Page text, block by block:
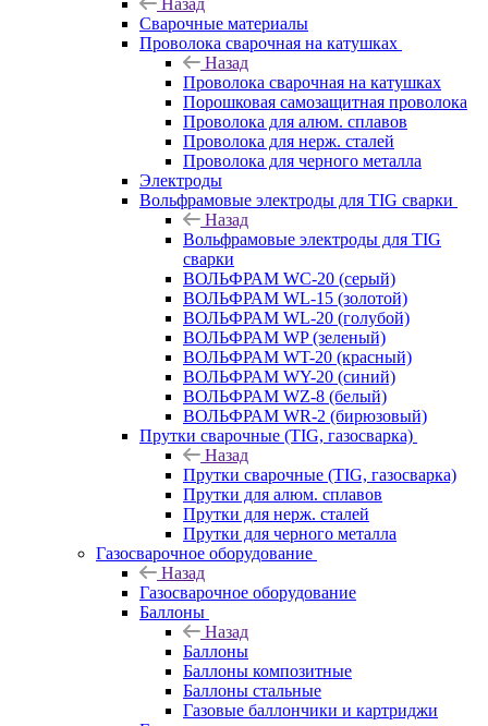
Назад
Сварочные материалы
Проволока сварочная на катушках
Назад
Проволока сварочная на катушках
Порошковая самозащитная проволока
Проволока для алюм. сплавов
Проволока для нерж. сталей
Проволока для черного металла
Электроды
Вольфрамовые электроды для TIG сварки
Назад
Вольфрамовые электроды для TIG
сварки
ВОЛЬФРАМ WC-20 (серый)
ВОЛЬФРАМ WL-15 (золотой)
ВОЛЬФРАМ WL-20 (голубой)
ВОЛЬФРАМ WP (зеленый)
ВОЛЬФРАМ WT-20 (красный)
ВОЛЬФРАМ WY-20 (синий)
ВОЛЬФРАМ WZ-8 (белый)
ВОЛЬФРАМ WR-2 (бирюзовый)
Прутки сварочные (TIG, газосварка)
Назад
Прутки сварочные (TIG, газосварка)
Прутки для алюм. сплавов
Прутки для нерж. сталей
Прутки для черного металла
Газосварочное оборудование
Назад
Газосварочное оборудование
Баллоны
Назад
Баллоны
Баллоны композитные
Баллоны стальные
Газовые баллончики и картриджи